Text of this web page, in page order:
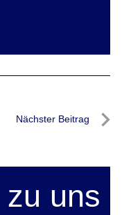
Nächster Beitrag
uns